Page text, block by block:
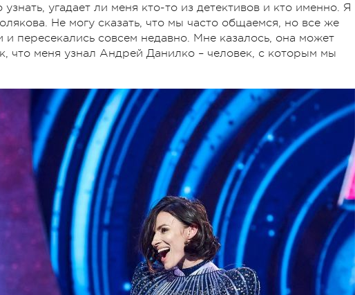
угадает ли меня кто-то из детективов и кто именно. Я
Не могу сказать, что мы часто общаемся, но все же
пересекались совсем недавно. Мне казалось, она может
что меня узнал Андрей Данилко – человек, с которым мы